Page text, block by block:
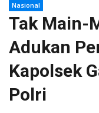
Nasional
Tak Main-
Adukan
Kapolsek
Polri